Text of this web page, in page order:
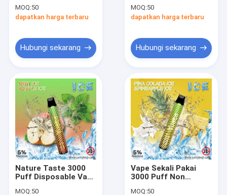
Besar 1650mAh
MOQ:50
dapatkan harga terbaru
Hubungi sekarang
MOQ:50
dapatkan harga terbaru
Hubungi sekarang
Nature Taste 3000
Puff Disposable Vape
MOQ:50
Vape Sekali Pakai
3000 Puff Non
MOQ:50